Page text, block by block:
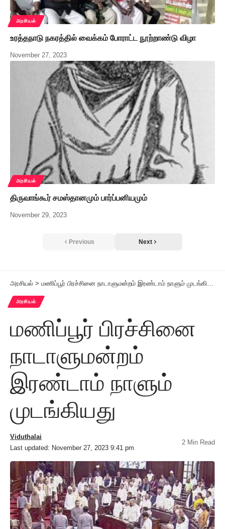
அரசியல்
உரத்தநாடு நகரத்தில் வைக்கம் போராட்ட நூற்றாண்டு விழா
November 27, 2023
அரசியல்
திருவாங்கூர் சமஸ்தானமும் பார்ப்பனியமும்
November 29, 2023
Previous Next
அரசியல் > மணிப்பூர் பிரச்சினை நாடாளுமன்றம் இரண்டாம் நாளும் முடங்கியது
அரசியல்
மணிப்பூர் பிரச்சினை
நாடாளுமன்றம்
இரண்டாம் நாளும்
முடங்கியது
Last updated: November 27, 2023 9:41 pm
Viduthalai
2 Min Read